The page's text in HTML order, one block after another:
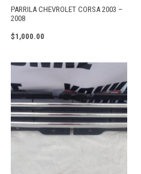
PARRILA CHEVROLET CORSA 2003 –
2008
$1,000.00